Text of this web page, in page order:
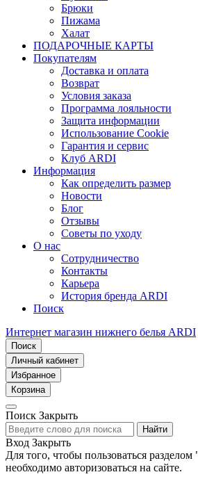
Брюки
Пижама
Халат
ПОДАРОЧНЫЕ КАРТЫ
Покупателям
Доставка и оплата
Возврат
Условия заказа
Программа лояльности
Защита информации
Использование Cookie
Гарантия и сервис
Клуб ARDI
Информация
Как определить размер
Новости
Блог
Отзывы
Советы по уходу
О нас
Сотрудничество
Контакты
Карьера
История бренда ARDI
Поиск
Интернет магазин нижнего белья ARDI
Поиск
Личный кабинет
Избранное
Корзина
Поиск Закрыть
Найти
Вход Закрыть
Для того, чтобы пользоваться
необходимо авторизоваться на сайте.